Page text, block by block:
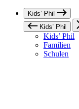
Kids’ Phil
Kids’ Phil
Kids’ Phil
Familien
Schulen